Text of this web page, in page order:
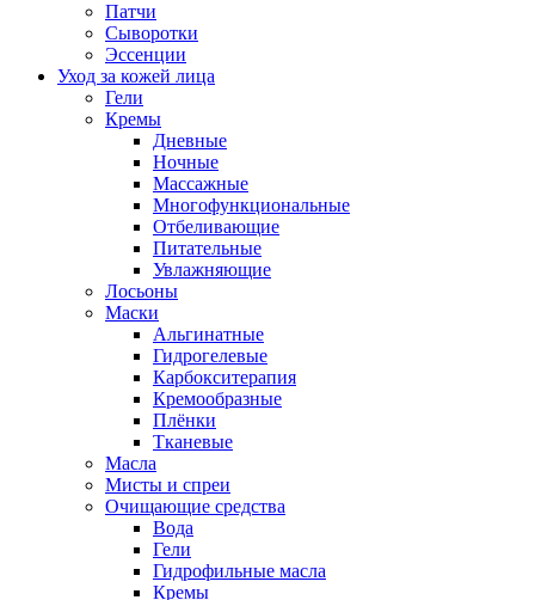
Патчи
Сыворотки
Эссенции
Уход за кожей лица
Гели
Кремы
Дневные
Ночные
Массажные
Многофункциональные
Отбеливающие
Питательные
Увлажняющие
Лосьоны
Маски
Альгинатные
Гидрогелевые
Карбокситерапия
Кремообразные
Плёнки
Тканевые
Масла
Мисты и спреи
Очищающие средства
Вода
Гели
Гидрофильные масла
Кремы